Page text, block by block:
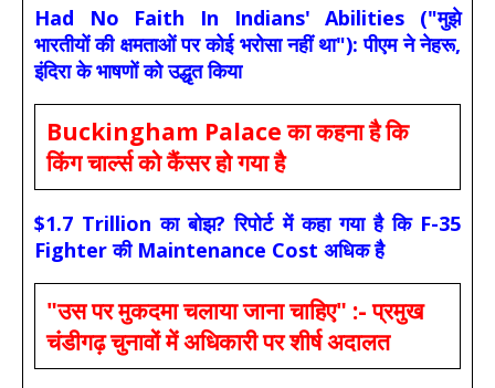
Had No Faith In Indians' Abilities ("मुझे
भारतीयों की क्षमताओं पर कोई भरोसा नहीं था"): पीएम ने नेहरू,
इंदिरा के भाषणों को उद्धृत किया
Buckingham Palace का कहना है कि
किंग चार्ल्स को कैंसर हो गया है
$1.7 Trillion का बोझ? रिपोर्ट में कहा गया है कि F-35
Fighter की Maintenance Cost अधिक है
"उस पर मुकदमा चलाया जाना चाहिए" :- प्रमुख
चंडीगढ़ चुनावों में अधिकारी पर शीर्ष अदालत